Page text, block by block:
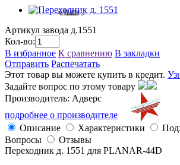
Артикул завода д.1551
Кол-во:
В избранное К сравнению В закладки
Отправить Распечатать
Этот товар вы можете купить в кредит.
Задайте вопрос по этому товару
Производитель: Адверс
подробнее о производителе
Описание
Характеристики
Вопросы
Отзывы
Переходник д. 1551 для PLANAR-44D